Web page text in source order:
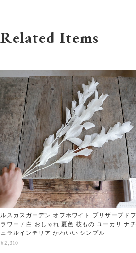
Related Items
ルスカスガーデン オフホワイト プリザーブドフ
ラワー / 白 おしゃれ 夏色 枝もの ユーカリ ナチ
ュラルインテリア かわいい シンプル
¥2,310